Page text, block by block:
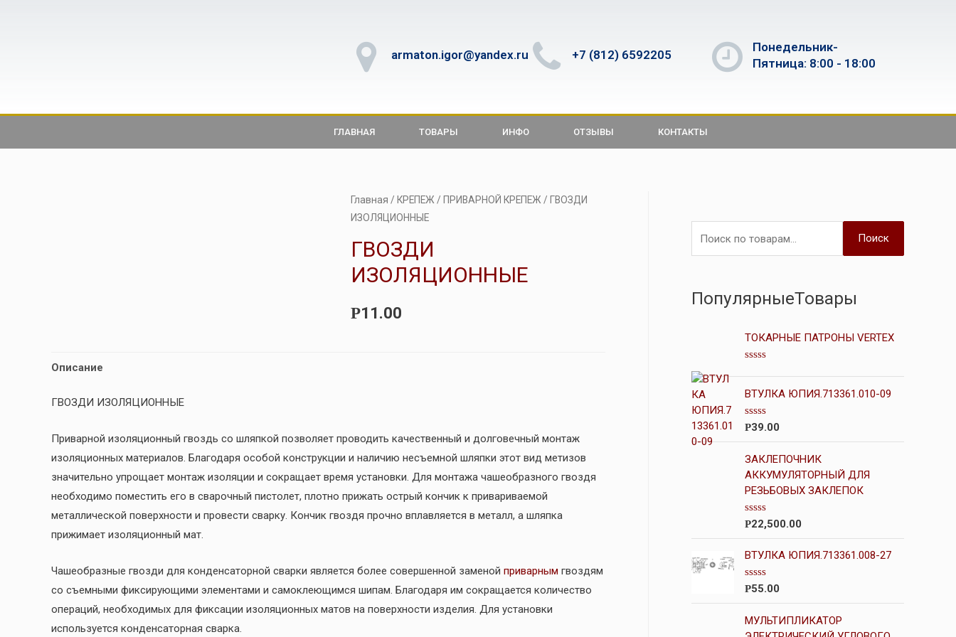
armaton.igor@yandex.ru +7 (812) 6592205
Понедельник-
Пятница: 8:00 - 18:00
ГЛАВНАЯ ТОВАРЫ ИНФО ОТЗЫВЫ КОНТАКТЫ
Главная / КРЕПЕЖ / ПРИВАРНОЙ КРЕПЕЖ / ГВОЗДИ
ИЗОЛЯЦИОННЫЕ
ГВОЗДИ
ИЗОЛЯЦИОННЫЕ
Р11.00
Описание
ГВОЗДИ ИЗОЛЯЦИОННЫЕ
Приварной изоляционный гвоздь со шляпкой позволяет проводить качественный и долговечный монтаж
изоляционных материалов. Благодаря особой конструкции и наличию несъемной шляпки этот вид метизов
значительно упрощает монтаж изоляции и сокращает время установки. Для монтажа чашеобразного гвоздя
необходимо поместить его в сварочный пистолет, плотно прижать острый кончик к привариваемой
металлической поверхности и провести сварку. Кончик гвоздя прочно вплавляется в металл, а шляпка
прижимает изоляционный мат.
Чашеобразные гвозди для конденсаторной сварки является более совершенной заменой приварным гвоздям
со съемными фиксирующими элементами и самоклеющимся шипам. Благодаря им сокращается количество
операций, необходимых для фиксации изоляционных матов на поверхности изделия. Для установки
используется конденсаторная сварка.
Поиск
ПопулярныеТовары
ТОКАРНЫЕ ПАТРОНЫ VERTEX
ц
е
к
а
0
и
з
5
ВТУЛКА ЮПИЯ.713361.010-09
О
н
к
а
0
з
5
Р39.00
ЗАКЛЕПОЧНИК
АККУМУЛЯТОРНЫЙ ДЛЯ
РЕЗЬБОВЫХ ЗАКЛЕПОК
О
н
а
0
5
Р22,500.00
ВТУЛКА ЮПИЯ.713361.008-27
О
н
к
Р55.00
МУЛЬТИПЛИКАТОР